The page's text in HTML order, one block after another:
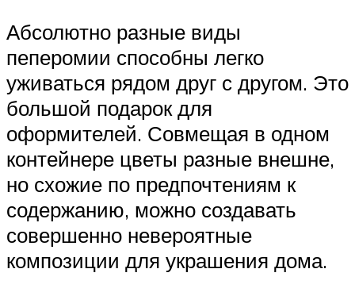
Абсолютно разные виды
пеперомии способны легко
уживаться рядом друг с другом. Это
большой подарок для
оформителей. Совмещая в одном
контейнере цветы разные внешне,
но схожие по предпочтениям к
содержанию, можно создавать
совершенно невероятные
композиции для украшения дома.